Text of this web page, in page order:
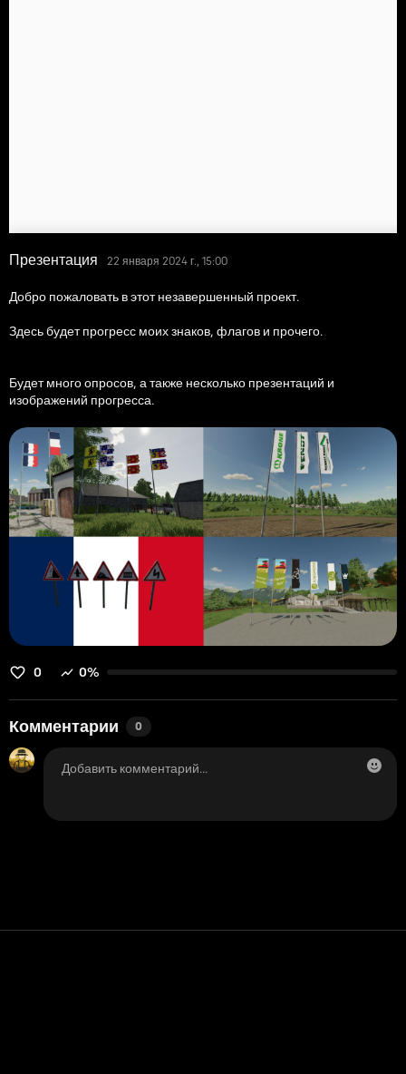
Презентация 22 января 2024 г., 15:00
Добро пожаловать в этот незавершенный проект.
Здесь будет прогресс моих знаков, флагов и прочего.
Будет много опросов, а также несколько презентаций и
изображений прогресса.
0 0%
Комментарии 0